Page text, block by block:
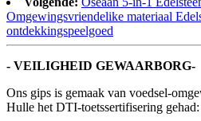
Omgewingsvriendelike materiaal
ontdekkingspeelgoed
- VEILIGHEID GEWAARBORG-
Ons gips is gemaak van voedsel-
Hulle het DTI-toetssertifisering